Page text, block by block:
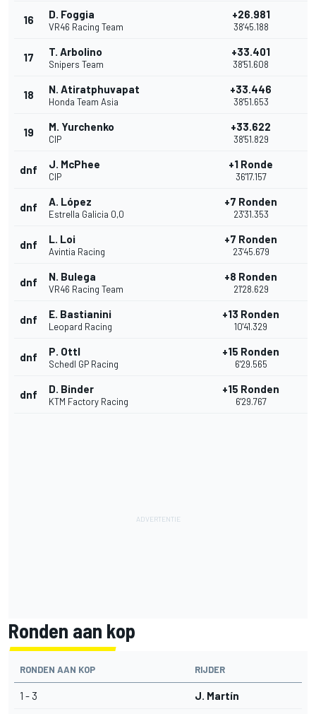
16 D. Foggia
VR46 Racing Team
+26.981
38'45.188
17 T. Arbolino
Snipers Team
+33.401
38'51.608
18 N. Atiratphuvapat
Honda Team Asia
+33.446
38'51.653
19 M. Yurchenko
CIP
+33.622
38'51.829
dnf J. McPhee
CIP
+1 Ronde
36'17.157
dnf A. López
Estrella Galicia 0,0
+7 Ronden
23'31.353
dnf L. Loi
Avintia Racing
+7 Ronden
23'45.679
dnf N. Bulega
VR46 Racing Team
+8 Ronden
21'28.629
dnf E. Bastianini
Leopard Racing
+13 Ronden
10'41.329
dnf P. Ottl
Schedl GP Racing
+15 Ronden
6'29.565
dnf D. Binder
KTM Factory Racing
+15 Ronden
6'29.767
Ronden aan kop
RONDEN AAN KOP RIJDER
1 - 3 J. Martín